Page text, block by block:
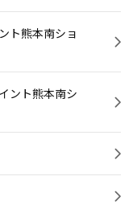
ト熊本南ショ
ント熊本南シ